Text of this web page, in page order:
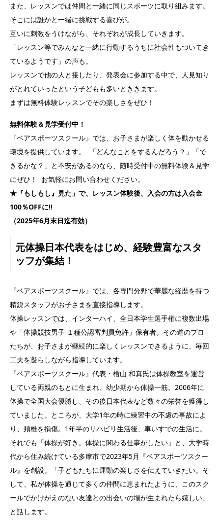
また、レッスンでは仲間と一緒に同じスポーツに取り組みます。
そこには誰かと一緒に挑戦する喜びが。
互いに刺激をうけながら、それぞれが成長していきます。
「レッスン等でみんなと一緒に行動するうちに社会性もついてき
ているようです」の声も。
レッスンで他の人と接したり、発表会に参加する中で、人見知り
がとれていったという子どもも多いとききます。
まずは無料体験レッスンでその楽しさをぜひ！
無料体験＆見学受付中！
『ベアスポーツスクール』では、お子さまが楽しく体を動かせる
環境を提供しています。 「どんなことをするんだろう？」「で
きるかな？」と不安があるのなら、随時受付中の無料体験＆見学
にぜひ！ お気軽にお問い合わせください。
★『もしもし』見た」で、レッスン体験後、入会の方は入会金
100％OFFに‼︎
（2025年6月末日迄有効）
元体操日本代表をはじめ、経験豊富なスタ
ッフが集結！
『ベアスポーツスクール』では、各専門分野で華麗な経歴を持つ
精鋭スタッフがお子さまを直接指導します。
体操レッスンでは、インターハイ、全日本学生選手権に複数出場
や「体操競技男子 １種公認審判員免許」保有者。その道のプロ
たちが、お子さまが継続的に楽しくレッスンできるように、毎回
工夫を凝らしながら指導しています。
『ベアスポーツスクール』代表・檜山 和真氏は体操教室を運営
している両親のもとに生まれ、幼少期から体操一筋。2006年に
体操で全国大会優勝し、その後日本代表など数々の栄誉を獲得し
ていました。ところが、大学1年の時に練習中の不慮の事故によ
り、頚椎を損傷。1年半のリハビリ生活後、車いすでの生活に。
それでも「体操が好き。体操に関わる仕事がしたい」と、大学時
代から住み続けている多摩市で2023年5月『ベアスポーツスクー
ル』を創設。「子どもたちに運動の楽しさを伝えていきたい。そ
して、私が体操を通じて多くの仲間に恵まれたように、このスク
ールでかけがえのない友達との出会いの場が生まれたら嬉しい」
と話します。